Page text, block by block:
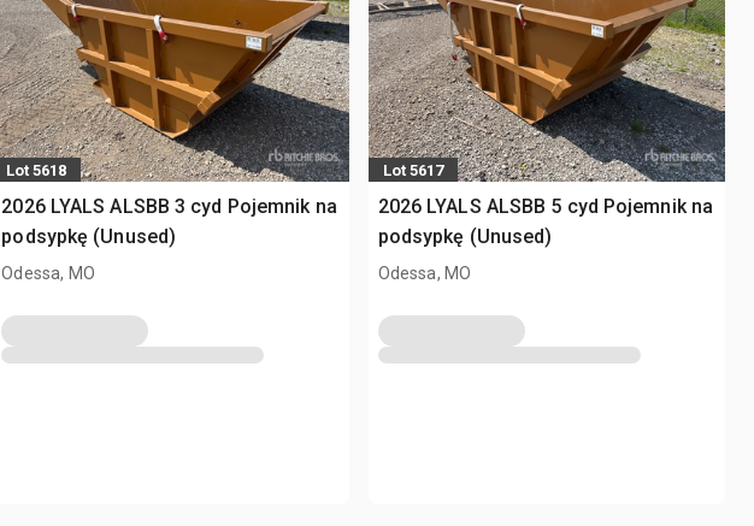
Lot 5618
2026 LYALS ALSBB 3 cyd Pojemnik na
podsypkę (Unused)
Odessa, MO
Lot 5617
2026 LYALS ALSBB 5 cyd Pojemnik na
podsypkę (Unused)
Odessa, MO